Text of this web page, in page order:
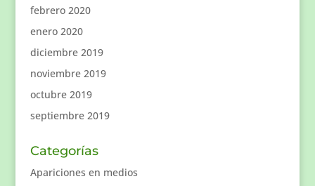
febrero 2020
enero 2020
diciembre 2019
noviembre 2019
octubre 2019
septiembre 2019
Categorías
Apariciones en medios